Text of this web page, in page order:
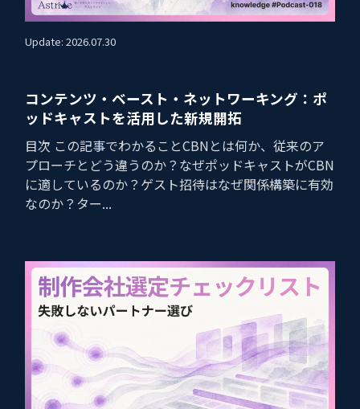
Update: 2026.07.30
コンテンツ・ベースト・ネットワーキング：ポ
ッドキャストを活用した新規開拓
目次 この記事でわかることCBNとは何か、従来のア
プローチとどう違うのか？なぜポッドキャストがCBN
に適しているのか？ゲスト招待はなぜ関係構築に有効
なのか？ター...